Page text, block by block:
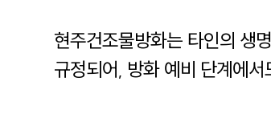
현주건조물방화는 타인의 생
규정되어, 방화 예비 단계에